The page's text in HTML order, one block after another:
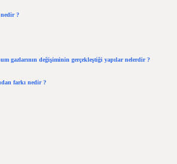
?
gazlarının değişiminin gerçekleştiği yapılar nelerdir ?
farkı nedir ?